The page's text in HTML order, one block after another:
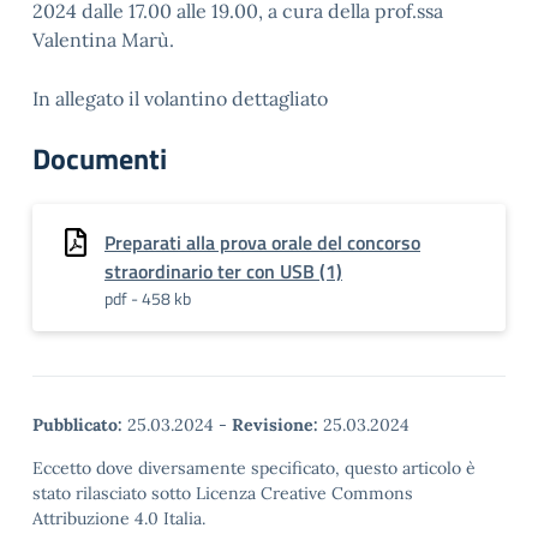
2024 dalle 17.00 alle 19.00, a cura della prof.ssa
Valentina Marù.
In allegato il volantino dettagliato
Documenti
Preparati alla prova orale del concorso
straordinario ter con USB (1)
pdf - 458 kb
Pubblicato: 25.03.2024 - Revisione: 25.03.2024
Eccetto dove diversamente specificato, questo articolo è
stato rilasciato sotto Licenza Creative Commons
Attribuzione 4.0 Italia.